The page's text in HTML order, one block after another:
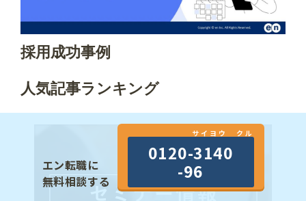
採用成功事例
人気記事ランキング
エン転職に
無料相談する
サイヨウ クル
0120-3140
-96